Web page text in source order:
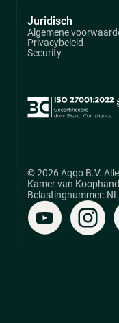
Juridisch
Algemene
Privacybeleid
Security
© 2026 Aqqo B.V.
Kamer van
Belastingnummer: